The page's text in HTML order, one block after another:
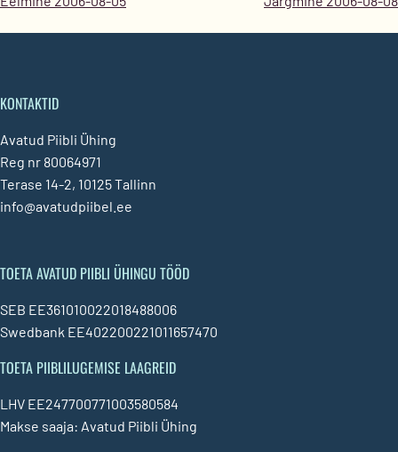
KONTAKTID
Avatud Piibli Ühing
Reg nr 80064971
Terase 14-2, 10125 Tallinn
info@avatudpiibel.ee
TOETA AVATUD PIIBLI ÜHINGU TÖÖD
SEB EE361010022018488006
Swedbank EE402200221011657470
TOETA PIIBLILUGEMISE LAAGREID
LHV EE247700771003580584
Makse saaja: Avatud Piibli Ühing